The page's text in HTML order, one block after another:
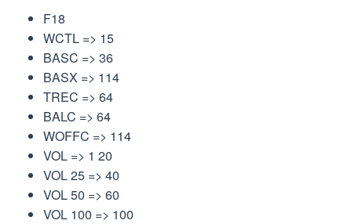
F18
WCTL => 15
BASC => 36
BASX => 114
TREC => 64
BALC => 64
WOFFC => 114
VOL => 1 20
VOL 25 => 40
VOL 50 => 60
VOL 100 => 100